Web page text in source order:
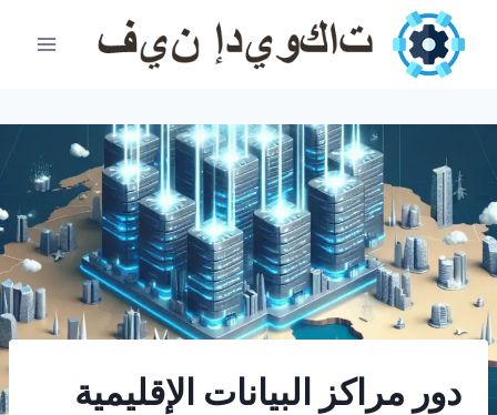
content
دور مراكز البيانات الإقليمية